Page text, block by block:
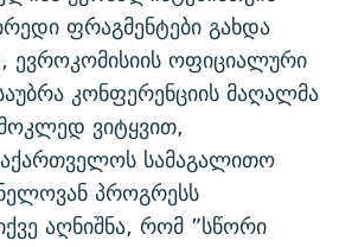
ფრაგმენტები გახდა
ევროკომისიის ოფიციალური
კონფერენციის მაღალმა
ვიტყვით,
სამაგალითო
პროგრესს
აღნიშნა, რომ ”სწორი